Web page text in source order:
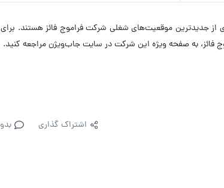
جدیدترین موقعیت‌های شغلی شرکت فراموج فائز هستند.
به صفحه ویژه این شرکت در سایت جاب‌ویژن مراجعه کنید.
اشتراک گذاری